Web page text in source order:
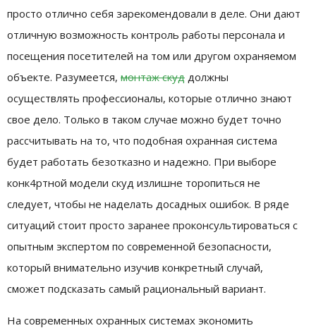
просто отлично себя зарекомендовали в деле. Они дают
отличную возможность контроль работы персонала и
посещения посетителей на том или другом охраняемом
объекте. Разумеется, монтаж скуд должны
осуществлять профессионалы, которые отлично знают
свое дело. Только в таком случае можно будет точно
рассчитывать на то, что подобная охранная система
будет работать безотказно и надежно. При выборе
конк4ртной модели скуд излишне торопиться не
следует, чтобы не наделать досадных ошибок. В ряде
ситуаций стоит просто заранее проконсультироваться с
опытным экспертом по современной безопасности,
который внимательно изучив конкретный случай,
сможет подсказать самый рациональный вариант.
На современных охранных системах экономить